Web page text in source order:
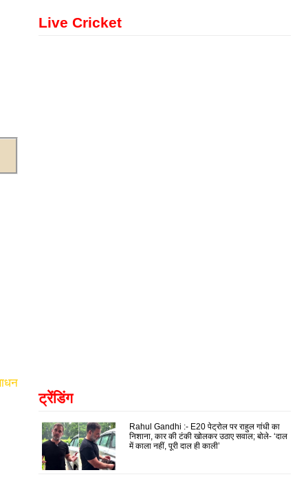
Live Cricket
ट्रेंडिंग
Rahul Gandhi :- E20 पेट्रोल पर राहुल गांधी का
निशाना, कार की टंकी खोलकर उठाए सवाल; बोले- ‘दाल
में काला नहीं, पूरी दाल ही काली’